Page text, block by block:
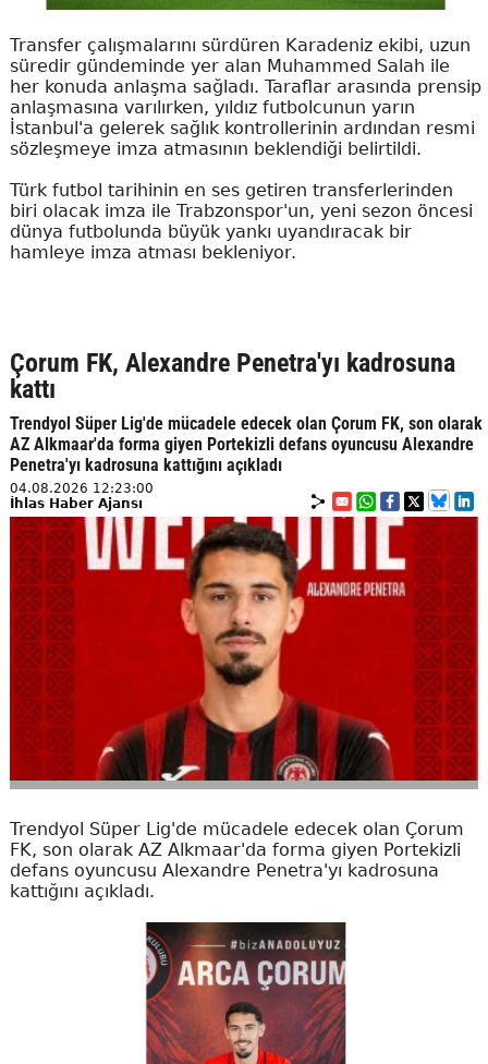
Transfer çalışmalarını sürdüren Karadeniz ekibi, uzun
süredir gündeminde yer alan Muhammed Salah ile
her konuda anlaşma sağladı. Taraflar arasında prensip
anlaşmasına varılırken, yıldız futbolcunun yarın
İstanbul'a gelerek sağlık kontrollerinin ardından resmi
sözleşmeye imza atmasının beklendiği belirtildi.
Türk futbol tarihinin en ses getiren transferlerinden
biri olacak imza ile Trabzonspor'un, yeni sezon öncesi
dünya futbolunda büyük yankı uyandıracak bir
hamleye imza atması bekleniyor.
Çorum FK, Alexandre Penetra'yı kadrosuna
kattı
Trendyol Süper Lig'de mücadele edecek olan Çorum FK, son olarak
AZ Alkmaar'da forma giyen Portekizli defans oyuncusu Alexandre
Penetra'yı kadrosuna kattığını açıkladı
04.08.2026 12:23:00
İhlas Haber Ajansı
Trendyol Süper Lig'de mücadele edecek olan Çorum
FK, son olarak AZ Alkmaar'da forma giyen Portekizli
defans oyuncusu Alexandre Penetra'yı kadrosuna
kattığını açıkladı.